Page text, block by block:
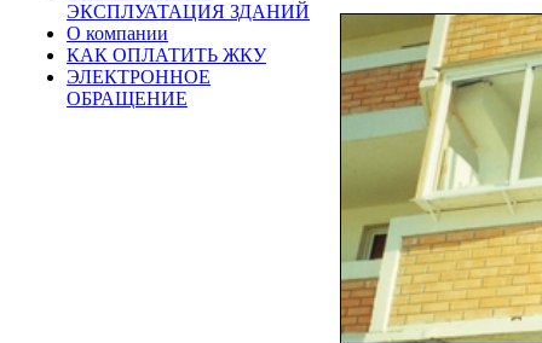
ЭКСПЛУАТАЦИЯ ЗДАНИЙ
О компании
КАК ОПЛАТИТЬ ЖКУ
ЭЛЕКТРОННОЕ
ОБРАЩЕНИЕ